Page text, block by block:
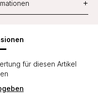
+
für diesen Artikel